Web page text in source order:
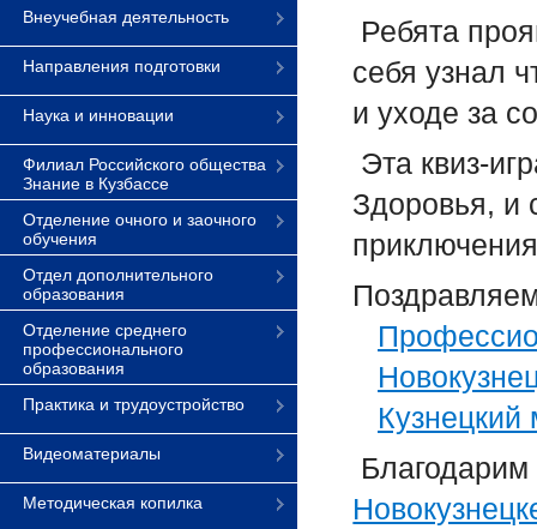
Внеучебная деятельность
Направления подготовки
Наука и инновации
Филиал Российского общества
Знание в Кузбассе
Отделение очного и заочного
обучения
Отдел дополнительного
образования
Отделение среднего
профессионального
образования
Практика и трудоустройство
Видеоматериалы
Методическая копилка
Ребята
себя узнал
и уходе за
Эта квиз-
Здоровья, и
Кузнецкий